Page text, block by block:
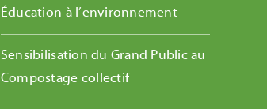
Éducation à l’environnement
Sensibilisation du Grand Public au
Compostage collectif